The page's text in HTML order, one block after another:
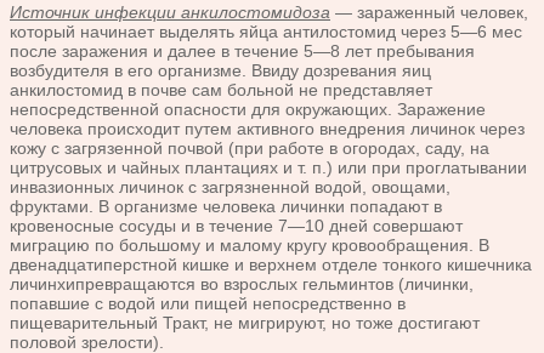
Источник инфекции анкилостомидоза — зараженный человек,
который начинает выделять яйца антилостомид через 5—6 мес
после заражения и далее в течение 5—8 лет пребывания
возбудителя в его организме. Ввиду дозревания яиц
анкилостомид в почве сам больной не представляет
непосредственной опасности для окружающих. Заражение
человека происходит путем активного внедрения личинок через
кожу с загрязенной почвой (при работе в огородах, саду, на
цитрусовых и чайных плантациях и т. п.) или при проглатывании
инвазионных личинок с загрязненной водой, овощами,
фруктами. В организме человека личинки попадают в
кровеносные сосуды и в течение 7—10 дней совершают
миграцию по большому и малому кругу кровообращения. В
двенадцатиперстной кишке и верхнем отделе тонкого кишечника
личинхипревращаются во взрослых гельминтов (личинки,
попавшие с водой или пищей непосредственно в
пищеварительный Тракт, не мигрируют, но тоже достигают
половой зрелости).